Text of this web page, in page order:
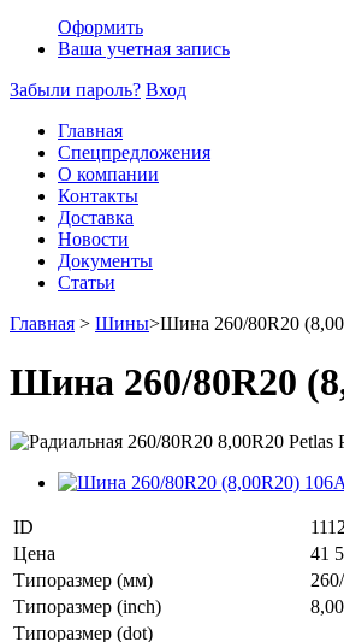
Оформить
Ваша учетная запись
Забыли пароль? Вход
Главная
Спецпредложения
О компании
Контакты
Доставка
Новости
Документы
Статьи
Главная > Шины>Шина 260/80R20
Шина 260/80R20
ID
Цена
41
Типоразмер (мм)
Типоразмер (inch)
Типоразмер (dot)